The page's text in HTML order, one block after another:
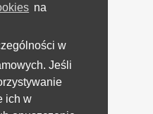
na
w
Jeśli
ich w